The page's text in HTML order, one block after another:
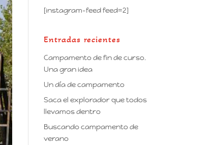
[instagram-feed feed=2]
Entradas recientes
Campamento de fin de curso.
Una gran idea
Un día de campamento
Saca el explorador que todos
llevamos dentro
Buscando campamento de
verano